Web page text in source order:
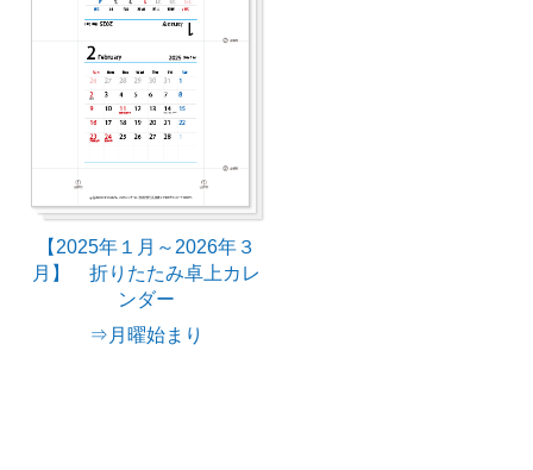
【2025年１月～2026年３
月】 折りたたみ卓上カレ
ンダー
⇒月曜始まり